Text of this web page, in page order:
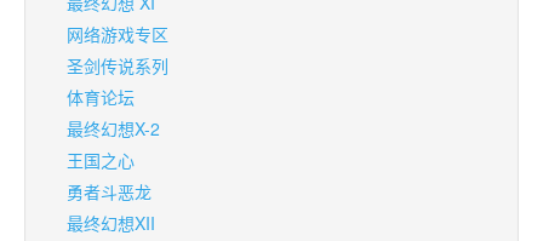
网络游戏专区
圣剑传说系列
体育论坛
最终幻想X-2
王国之心
勇者斗恶龙
最终幻想XII